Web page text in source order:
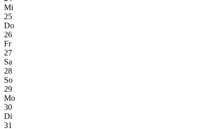
Mi
25
Do
26
Fr
27
Sa
28
So
29
Mo
30
Di
31